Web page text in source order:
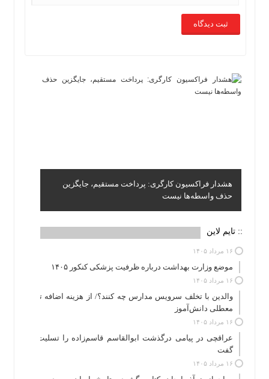
هشدار فراکسیون کارگری: پرداخت مستقیم، جایگزین
حذف واسطه‌ها نیست
:: تایم لاین
۱۶ مرداد ۱۴۰۵
موضع وزارت بهداشت درباره ظرفیت پزشکی کنکور ۱۴۰۵
۱۶ مرداد ۱۴۰۵
والدین با تخلف سرویس مدارس چه کنند؟/ از هزینه اضافه تا
معطلی دانش‌آموز
۱۶ مرداد ۱۴۰۵
عراقچی در پیامی درگذشت ابوالقاسم قاسم‌زاده را تسلیت
گفت
۱۶ مرداد ۱۴۰۵